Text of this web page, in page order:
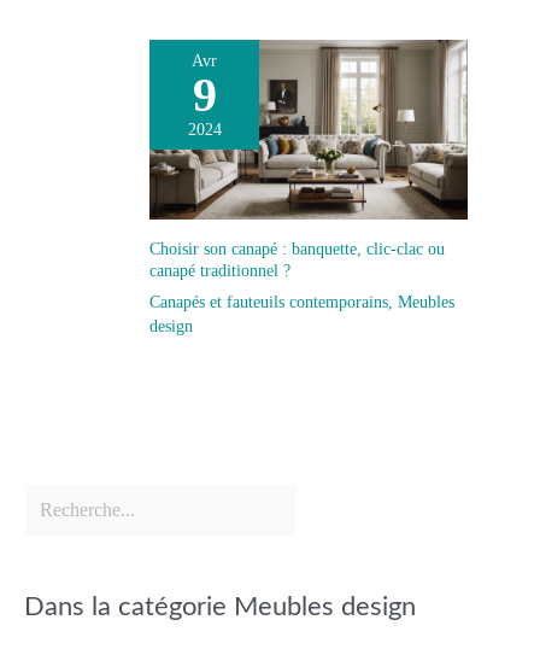
Avr
9
2024
Choisir son canapé : banquette, clic-clac ou
canapé traditionnel ?
Canapés et fauteuils contemporains, Meubles
design
Dans la catégorie Meubles design